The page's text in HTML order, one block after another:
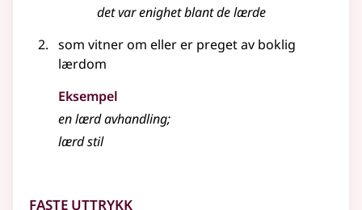
det var enighet blant de lærde
som vitner om eller er preget av boklig
lærdom
Eksempel
enlærdavhandling;
lærdstil
Faste uttrykk